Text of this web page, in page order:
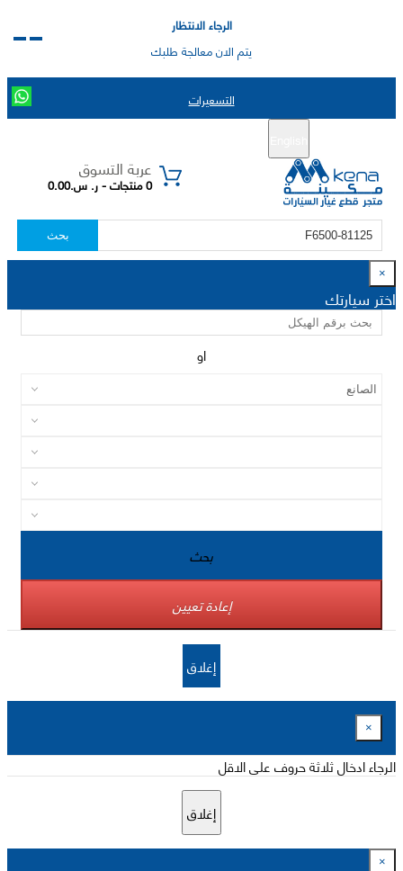
الرجاء الانتظار
يتم الان معالجة طلبك
التسعيرات
عربة التسوق
0 منتجات - ر. س.0.00
بحث
×
اختر سيارتك
او
بحث
إعادة تعيين
إغلاق
×
الرجاء ادخال ثلاثة حروف على الاقل
إغلاق
×